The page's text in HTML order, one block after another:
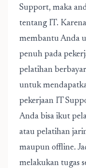
Support, maka
tentang IT.
membantu Anda
penuh pada
pelatihan
untuk
pekerjaan IT
Anda bisa ikut
atau pelatihan
maupun offline.
melakukan tugas